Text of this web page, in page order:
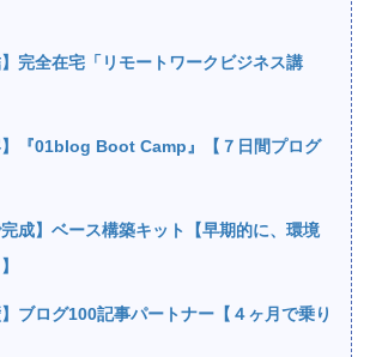
】完全在宅「リモートワークビジネス講
】『01blog Boot Camp』【７日間プログ
完成】ベース構築キット【早期的に、環境
】ブログ100記事パートナー【４ヶ月で乗り